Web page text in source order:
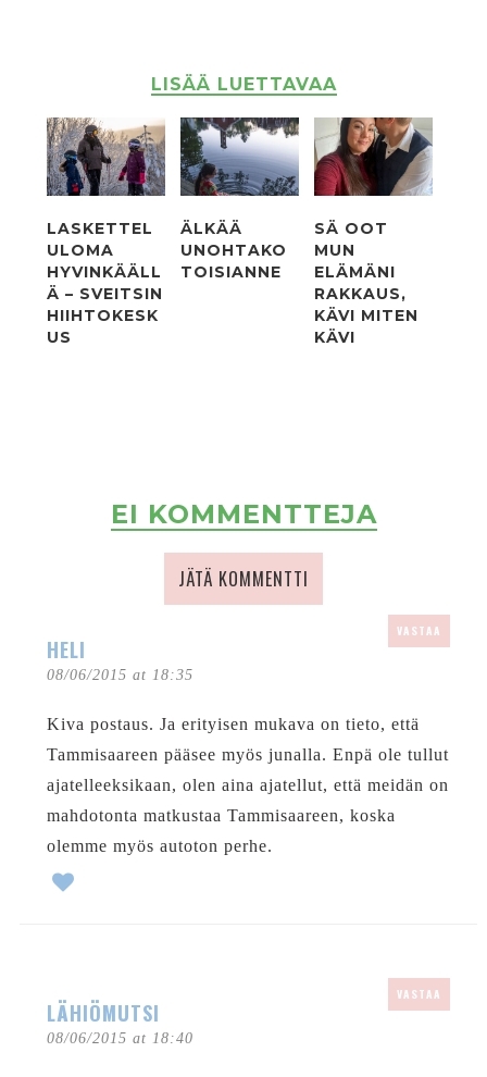
LISÄÄ LUETTAVAA
LASKETTEL
ULOMA
HYVINKÄÄLL
Ä – SVEITSIN
HIIHTOKESK
US
ÄLKÄÄ
UNOHTAKO
TOISIANNE
SÄ OOT
MUN
ELÄMÄNI
RAKKAUS,
KÄVI MITEN
KÄVI
EI KOMMENTTEJA
JÄTÄ KOMMENTTI
HELI
08/06/2015 at 18:35
VASTAA
Kiva postaus. Ja erityisen mukava on tieto, että
Tammisaareen pääsee myös junalla. Enpä ole tullut
ajatelleeksikaan, olen aina ajatellut, että meidän on
mahdotonta matkustaa Tammisaareen, koska
olemme myös autoton perhe.
LÄHIÖMUTSI
08/06/2015 at 18:40
VASTAA